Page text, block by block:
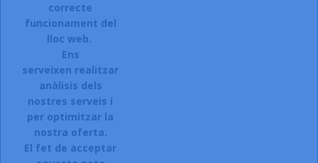
INSCRIURE'S AL BUTLLETÍ
Accepto el termes, condicions de servei i la política de
privacitat d'aquest lloc web.
correcte
funcionament del
lloc web.
Ens
serveixen realitzar
anàlisis dels
nostres serveis i
per optimitzar la
nostra oferta.
El fet de acceptar